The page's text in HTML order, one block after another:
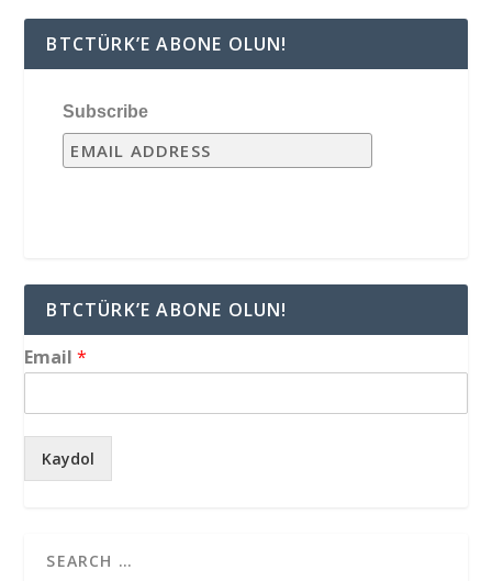
BTCTÜRK’E ABONE OLUN!
Subscribe
BTCTÜRK’E ABONE OLUN!
Email*
Kaydol